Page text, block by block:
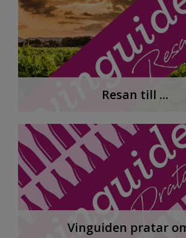
Resan till ...
Vinguiden pratar